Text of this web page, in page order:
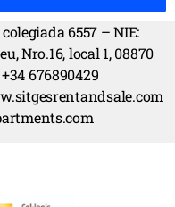
6557 – NIE:
Nro.16, local 1, 08870
676890429